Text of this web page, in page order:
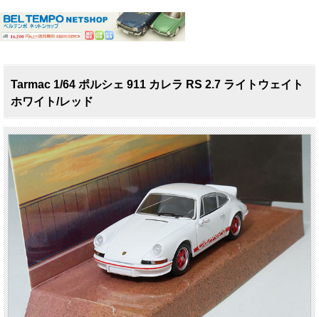
Tarmac 1/64 ポルシェ 911 カレラ RS 2.7 ライトウェイト
ホワイト/レッド